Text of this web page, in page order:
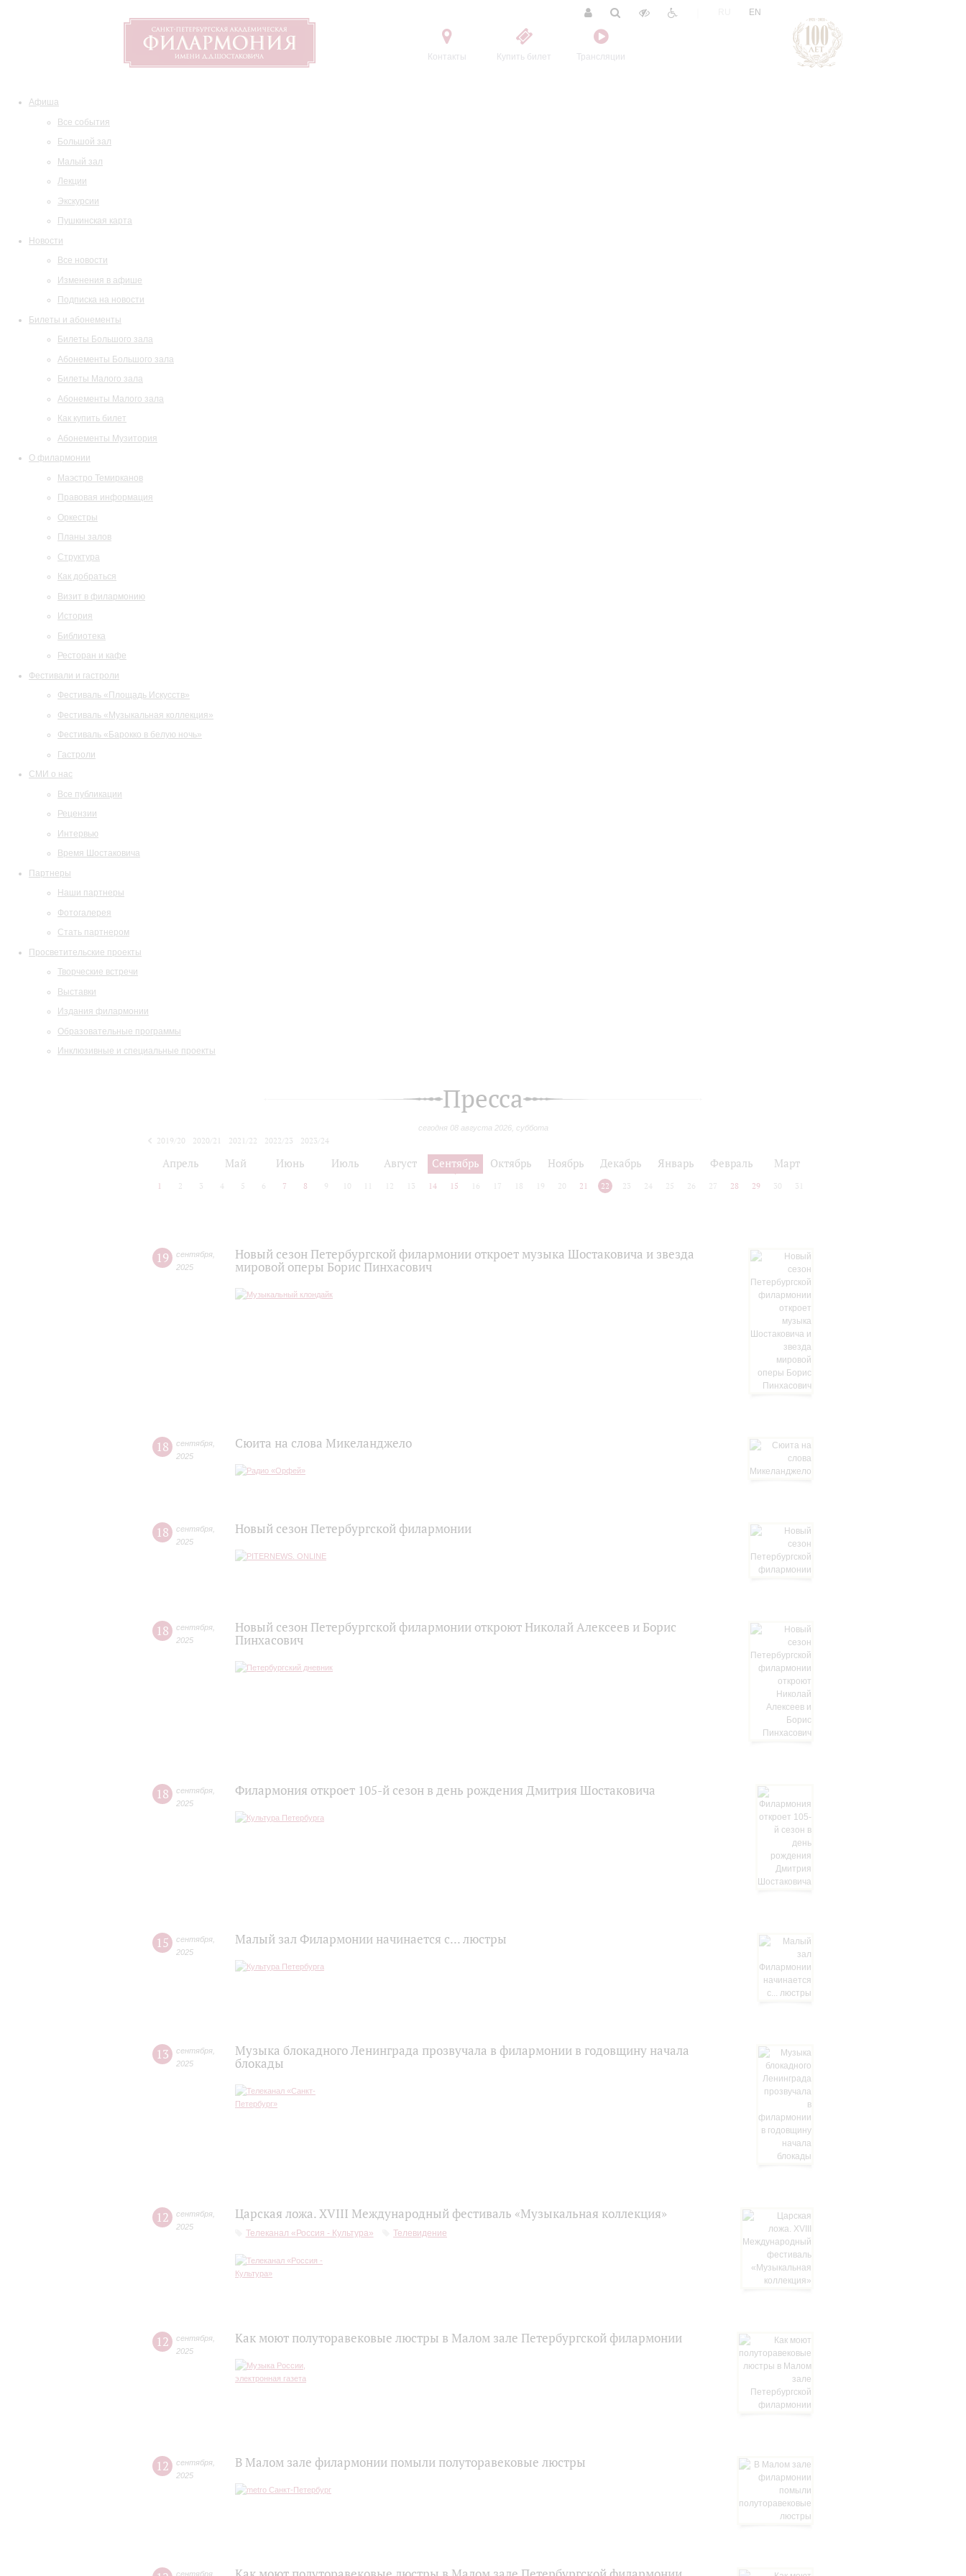
Контакты Купить билет Трансляции
EN
Афиша
Все события
Большой зал
Малый зал
Лекции
Экскурсии
Пушкинская карта
Новости
Все новости
Изменения в афише
Подписка на новости
Билеты и абонементы
Билеты Большого зала
Абонементы Большого зала
Билеты Малого зала
Абонементы Малого зала
Как купить билет
Абонементы Музитория
О филармонии
Маэстро Темирканов
Правовая информация
Оркестры
Планы залов
Структура
Как добраться
Визит в филармонию
История
Библиотека
Ресторан и кафе
Фестивали и гастроли
Фестиваль «Площадь Искусств»
Фестиваль «Музыкальная коллекция»
Фестиваль «Барокко в белую ночь»
Гастроли
СМИ о нас
Все публикации
Рецензии
Интервью
Время Шостаковича
Партнеры
Наши партнеры
Фотогалерея
Стать партнером
Просветительские проекты
Творческие встречи
Выставки
Издания филармонии
Образовательные программы
Инклюзивные и специальные проекты
Пресса
сегодня 08 августа 2026, суббота
2019/20 2020/21 2021/22 2022/23
2023/24
Апрель Май Июнь Июль Август Сентябрь Октябрь Ноябрь Декабрь Январь Февраль Март
1 2 3 4 5 6 7 8 9 10 12 13 14 15 16 17 18 19 20 21 22 23 24 25 26 27 28 29 30 31
19 сентября
2025
Новый сезон Петербургской филармонии откроет музыка Шостаковича и звезда
мировой оперы Борис Пинхасович
18 сентября
2025
Сюита на слова Микеланджело
18 сентября
2025
Новый сезон Петербургской филармонии
18 сентября
2025
Новый сезон Петербургской филармонии откроют Николай Алексеев и Борис
Пинхасович
18 сентября
2025
Филармония откроет 105-й сезон в день рождения Дмитрия Шостаковича
15 сентября
2025
Малый зал Филармонии начинается с... люстры
13 сентября
2025
Музыка блокадного Ленинграда прозвучала в филармонии в годовщину начала
блокады
12 сентября
2025
Царская ложа. XVIII Международный фестиваль «Музыкальная коллекция»
Телеканал «Россия - Культура» Телевидение
12 сентября
2025
Как моют полуторавековые люстры в Малом зале Петербургской филармонии
12 сентября
2025
В Малом зале филармонии помыли полуторавековые люстры
сентября